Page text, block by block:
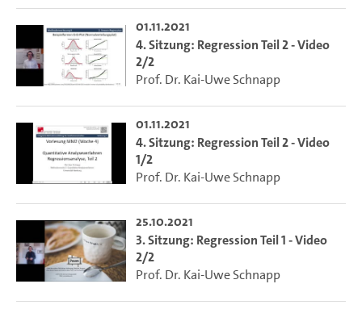
01.11.2021
4. Sitzung: Regression Teil 2 - Video
2/2
Prof. Dr. Kai-Uwe Schnapp
01.11.2021
4. Sitzung: Regression Teil 2 - Video
1/2
Prof. Dr. Kai-Uwe Schnapp
25.10.2021
3. Sitzung: Regression Teil 1 - Video
2/2
Prof. Dr. Kai-Uwe Schnapp